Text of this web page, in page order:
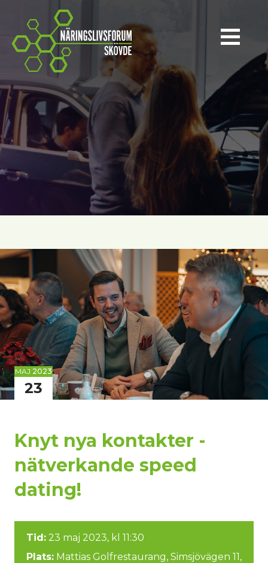
Näringslivsforum Skövde
MAJ 2023
23
Knyt nya kontakter -
nätverkande speed
dating!
Tid: 23 maj 2023, kl 11:30
Plats: Mattias Golfrestaurang, Simsjövägen 11,